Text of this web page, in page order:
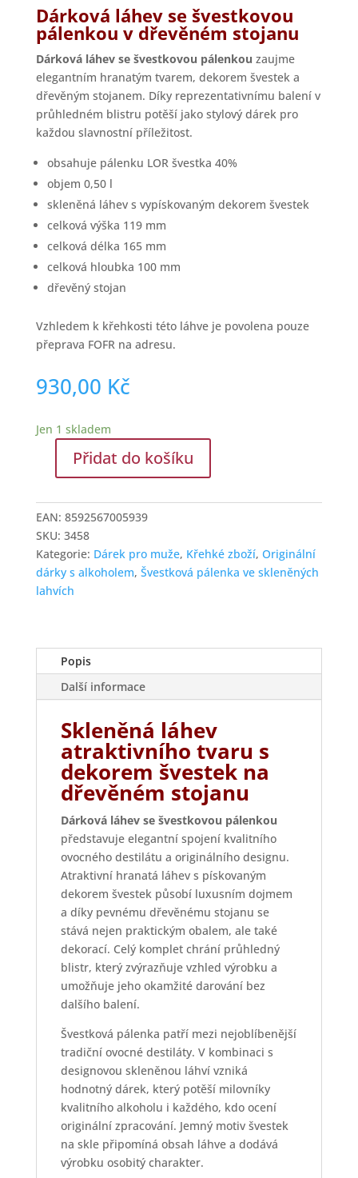
Dárková láhev se švestkovou
pálenkou v dřevěném stojanu
Dárková láhev se švestkovou pálenkou zaujme
elegantním hranatým tvarem, dekorem švestek a
dřevěným stojanem. Díky reprezentativnímu balení v
průhledném blistru potěší jako stylový dárek pro
každou slavnostní příležitost.
obsahuje pálenku LOR švestka 40%
objem 0,50 l
skleněná láhev s vypískovaným dekorem švestek
celková výška 119 mm
celková délka 165 mm
celková hloubka 100 mm
dřevěný stojan
Vzhledem k křehkosti této láhve je povolena pouze
přeprava FOFR na adresu.
930,00 Kč
Jen 1 skladem
Dárková
se
švestkovou
pálenkou
na
dřevěném
stojanu
Přidat do košíku
EAN: 8592567005939
SKU: 3458
Kategorie: Dárek pro muže, Křehké zboží, Originální
dárky s alkoholem, Švestková pálenka ve skleněných
lahvích
Popis
Další informace
Skleněná láhev
atraktivního tvaru s
dekorem švestek na
dřevěném stojanu
Dárková láhev se švestkovou pálenkou
představuje elegantní spojení kvalitního
ovocného destilátu a originálního designu.
Atraktivní hranatá láhev s pískovaným
dekorem švestek působí luxusním dojmem
a díky pevnému dřevěnému stojanu se
stává nejen praktickým obalem, ale také
dekorací. Celý komplet chrání průhledný
blistr, který zvýrazňuje vzhled výrobku a
umožňuje jeho okamžité darování bez
dalšího balení.
Švestková pálenka patří mezi nejoblíbenější
tradiční ovocné destiláty. V kombinaci s
designovou skleněnou láhví vzniká
hodnotný dárek, který potěší milovníky
kvalitního alkoholu i každého, kdo ocení
originální zpracování. Jemný motiv švestek
na skle připomíná obsah láhve a dodává
výrobku osobitý charakter.